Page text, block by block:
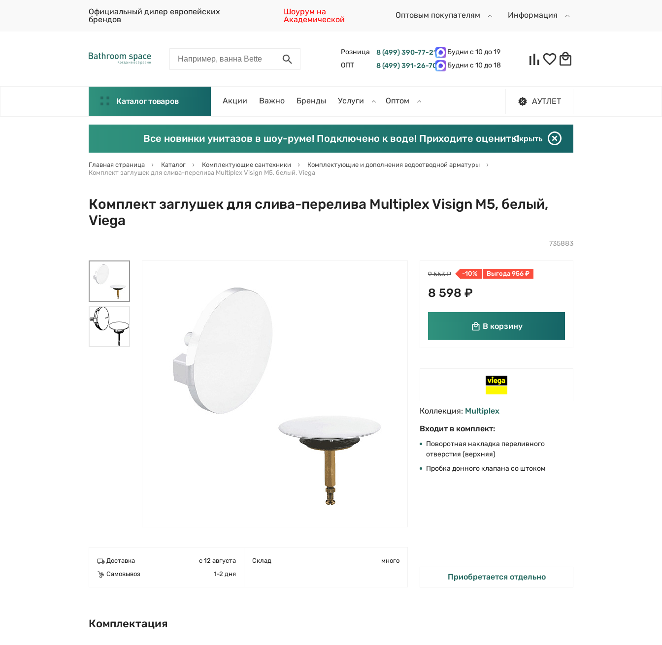
Официальный дилер европейских
брендов
Шоурум на
Академической
Оптовым покупателям Информация
Розница 8 (499) 390-77-21
Будни с 10 до 19
ОПТ
8 (499) 391-26-70 Будни с 10 до 18
Каталог товаров Акции Важно Бренды Услуги Оптом АУТЛЕТ
Все новинки унитазов в шоу-руме! Подключено к воде! Приходите оценить!Скрыть
Главная страница Каталог Комплектующие сантехники
Комплектующие и дополнения водоотводной арматуры
Комплект заглушек для слива-перелива Multiplex Visign M5, белый, Viega
Комплект заглушек для слива-перелива Multiplex Visign M5, белый,
Viega
735883
9 553 ₽ -10% Выгода 956 ₽
8 598 ₽
В корзину
Доставка
с 12 августа
Самовывоз
1-2 дня
Cклад много
Коллекция: Multiplex
Входит в комплект:
Поворотная накладка переливного
отверстия (верхняя)
Пробка донного клапана со штоком
Приобретается отдельно
Комплектация